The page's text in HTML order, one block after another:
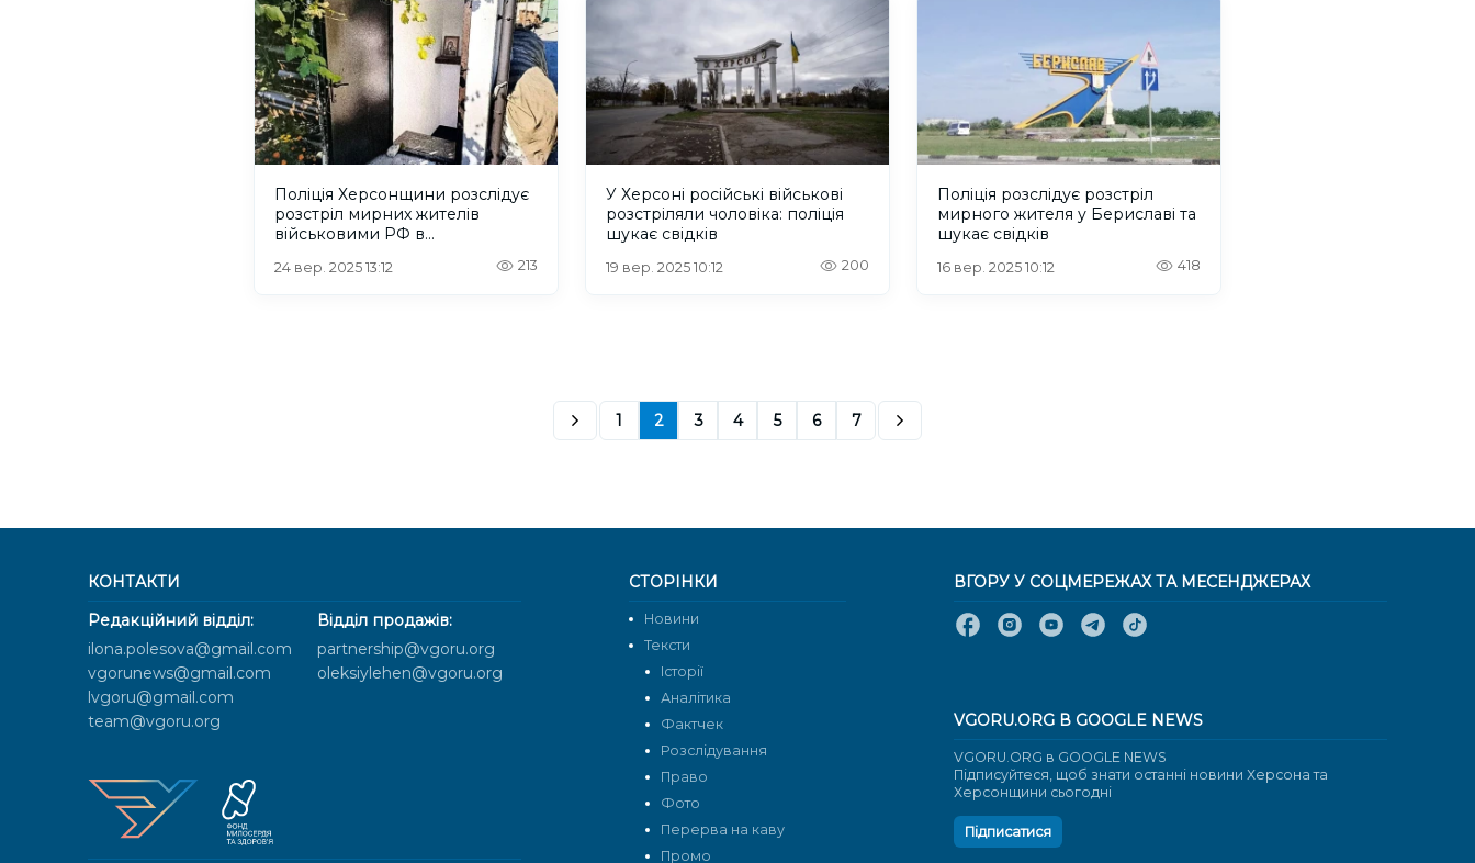
Поліція Херсонщини розслідує
розстріл мирних жителів
військовими РФ в
24 вер. 2025 13:12 213
У Херсоні російські військові
розстріляли чоловіка: поліція
шукає свідків
19 вер. 2025 10:12 200
Поліція розслідує розстріл
мирного жителя у Бериславі та
шукає свідків
16 вер. 2025 10:12 418
1 2 3 4 5 6 7
КОНТАКТИ
Редакційний відділ:
ilona.polesova@gmail.com
vgorunews@gmail.com
lvgoru@gmail.com
team@vgoru.org
Відділ продажів:
partnership@vgoru.org
oleksiylehen@vgoru.org
СТОРІНКИ
Новини
Тексти
Історії
Аналітика
Фактчек
Розслідування
Право
Фото
Перерва на каву
Промо
ВГОРУ У СОЦМЕРЕЖАХ ТА МЕСЕНДЖЕРАХ
VGORU.ORG В GOOGLE NEWS
VGORU.ORG в GOOGLE NEWS
Підписуйтеся, щоб знати останні новини Херсона та
Херсонщини сьогодні
Підписатися